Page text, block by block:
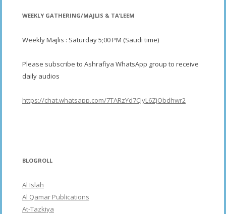
WEEKLY GATHERING/MAJLIS & TA’LEEM
Weekly Majlis : Saturday 5;00 PM (Saudi time)
Please subscribe to Ashrafiya WhatsApp group to receive
daily audios
https://chat.whatsapp.com/7TARzYd7CJyL6ZjObdhwr2
BLOGROLL
Al Islah
Al Qamar Publications
At-Tazkiya